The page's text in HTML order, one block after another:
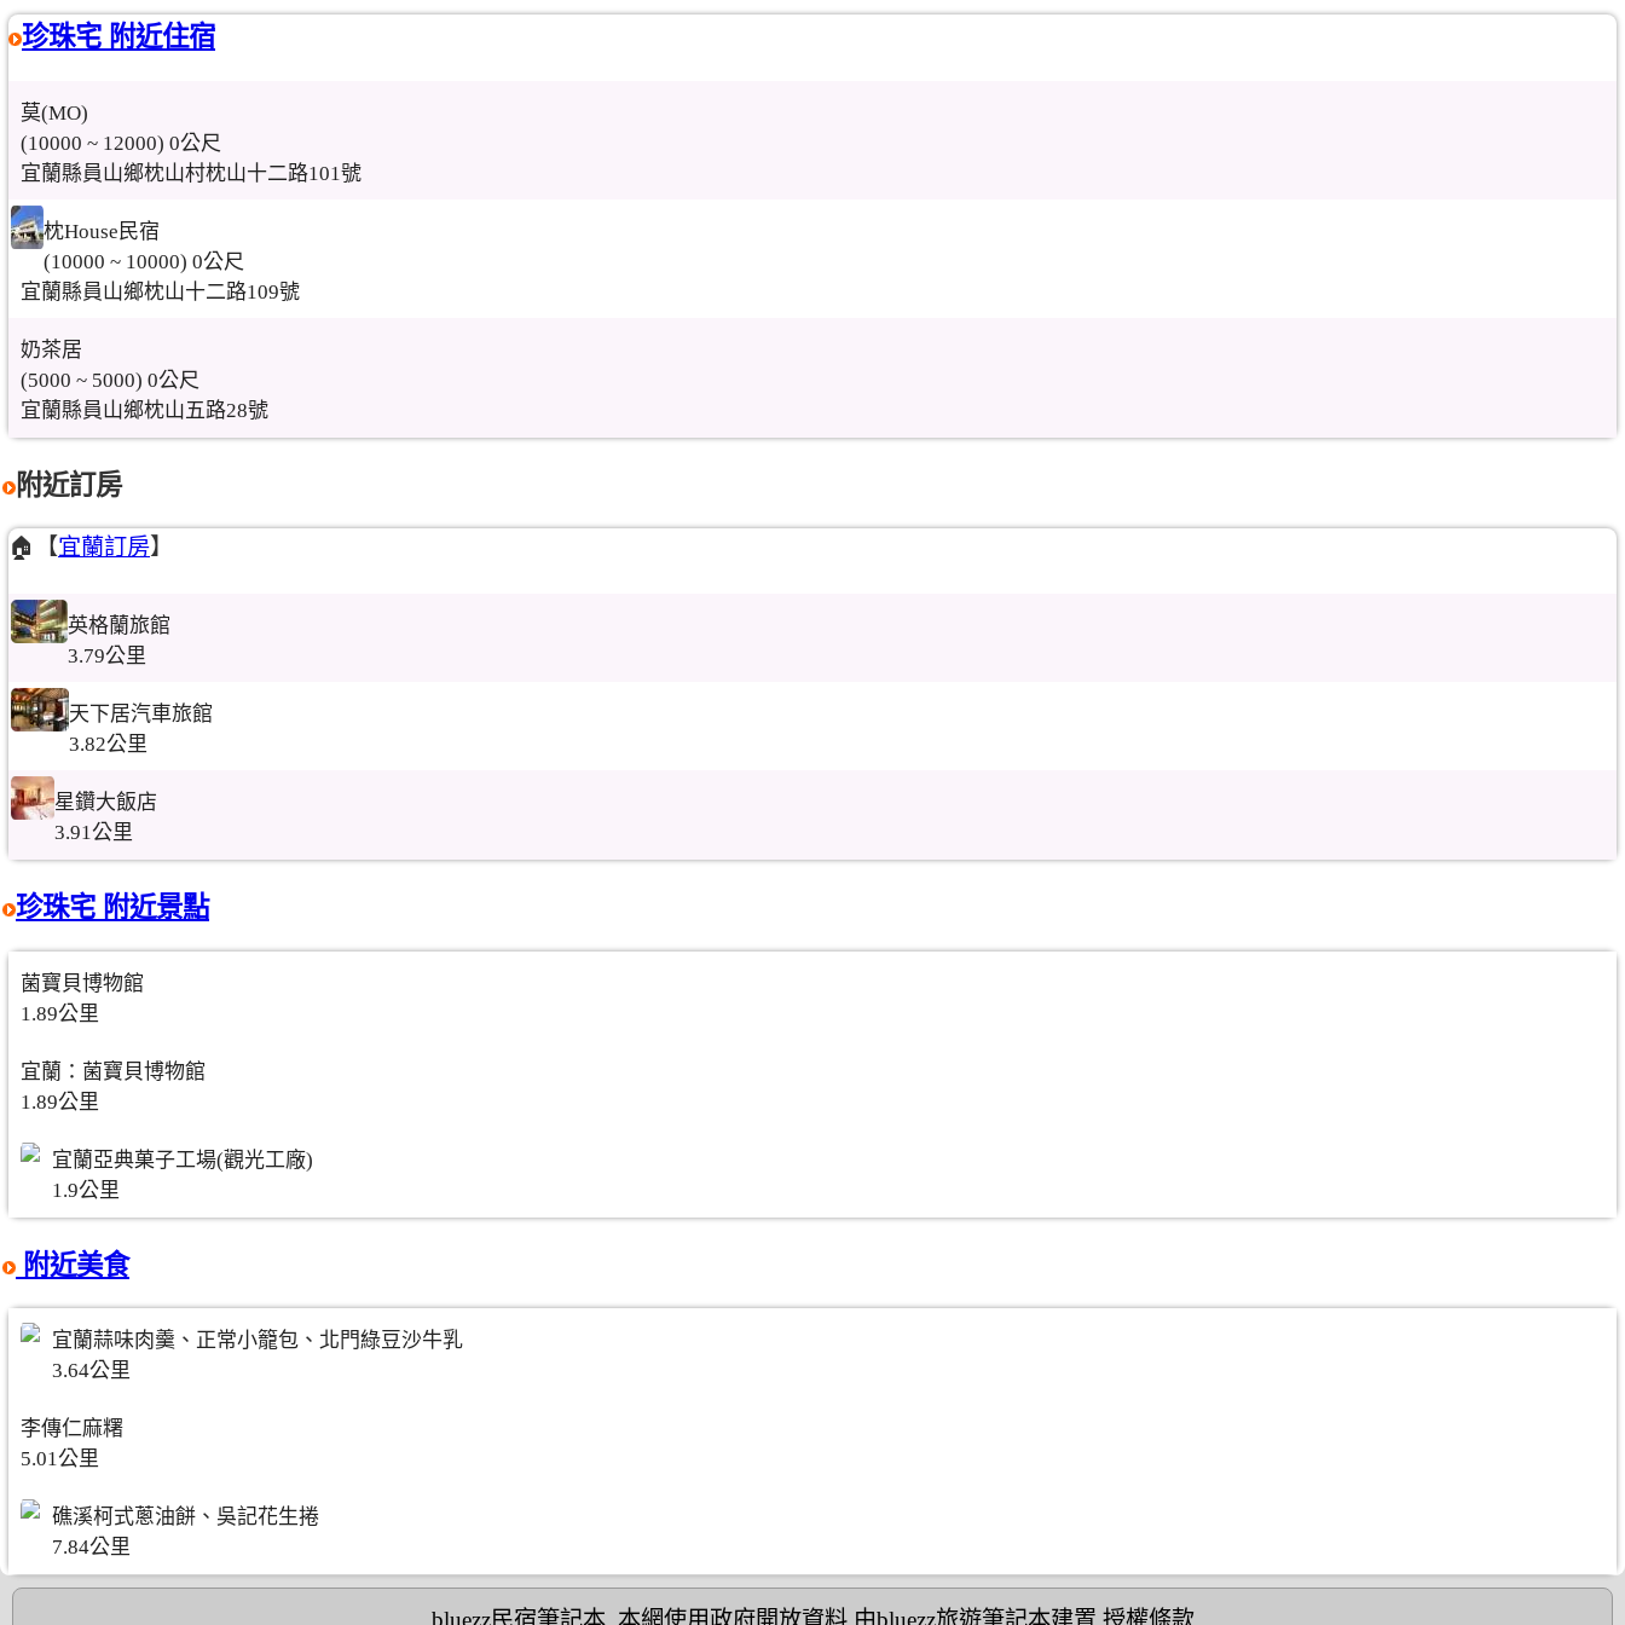
珍珠宅 附近住宿
莫(MO)
(10000 ~ 12000) 0公尺
宜蘭縣員山鄉枕山村枕山十二路101號
枕House民宿
(10000 ~ 10000) 0公尺
宜蘭縣員山鄉枕山十二路109號
奶茶居
(5000 ~ 5000) 0公尺
宜蘭縣員山鄉枕山五路28號
附近訂房
🏠【宜蘭訂房】
英格蘭旅館
3.79公里
天下居汽車旅館
3.82公里
星鑽大飯店
3.91公里
珍珠宅 附近景點
菌寶貝博物館
1.89公里
宜蘭：菌寶貝博物館
1.89公里
宜蘭亞典菓子工場(觀光工廠)
1.9公里
附近美食
宜蘭蒜味肉羹、正常小籠包、北門綠豆沙牛乳
3.64公里
李傳仁麻糬
5.01公里
礁溪柯式蔥油餅、吳記花生捲
7.84公里